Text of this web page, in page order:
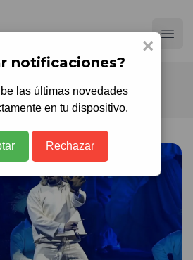
×
notificaciones?
las últimas novedades
en tu dispositivo.
Rechazar